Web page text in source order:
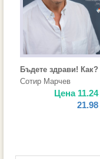
Бъдете здрави! Как?
Сотир Марчев
Цена 11.24
21.98